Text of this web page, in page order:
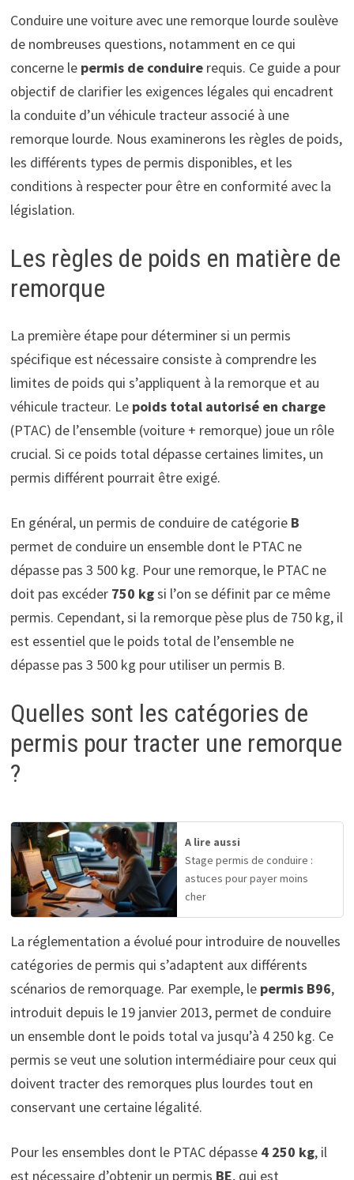
Conduire une voiture avec une remorque lourde soulève
de nombreuses questions, notamment en ce qui
concerne le permis de conduirerequis. Ce guide a pour
objectif de clarifier les exigences légales qui encadrent
la conduite d’un véhicule tracteur associé à une
remorque lourde. Nous examinerons les règles de poids,
les différents types de permis disponibles, et les
conditions à respecter pour être en conformité avec la
législation.
Les règles de poids en matière de
remorque
La première étape pour déterminer si un permis
spécifique est nécessaire consiste à comprendre les
limites de poids qui s’appliquent à la remorque et au
véhicule tracteur. Le poids total autorisé en charge
(PTAC) de l’ensemble (voiture + remorque) joue un rôle
crucial. Si ce poids total dépasse certaines limites, un
permis différent pourrait être exigé.
En général, un permis de conduire de catégorie B
permet de conduire un ensemble dont le PTAC ne
dépasse pas 3 500 kg. Pour une remorque, le PTAC ne
doit pas excéder 750 kgsi l’on se définit par ce même
permis. Cependant, si la remorque pèse plus de 750 kg, il
est essentiel que le poids total de l’ensemble ne
dépasse pas 3 500 kg pour utiliser un permis B.
Quelles sont les catégories de
permis pour tracter une remorque
?
A lire aussi
Stage permis de conduire :
astuces pour payer moins
cher
La réglementation a évolué pour introduire de nouvelles
catégories de permis qui s’adaptent aux différents
scénarios de remorquage. Par exemple, le permis B96,
introduit depuis le 19 janvier 2013, permet de conduire
un ensemble dont le poids total va jusqu’à 4 250 kg. Ce
permis se veut une solution intermédiaire pour ceux qui
doivent tracter des remorques plus lourdes tout en
conservant une certaine légalité.
Pour les ensembles dont le PTAC dépasse 4 250 kg, il
est nécessaire d’obtenir un permis BE, qui est